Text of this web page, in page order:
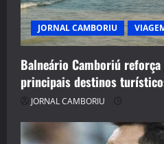
JORNAL CAMBORIU
Balneário Camboriú
principais destinos
JORNAL CAMBORIU